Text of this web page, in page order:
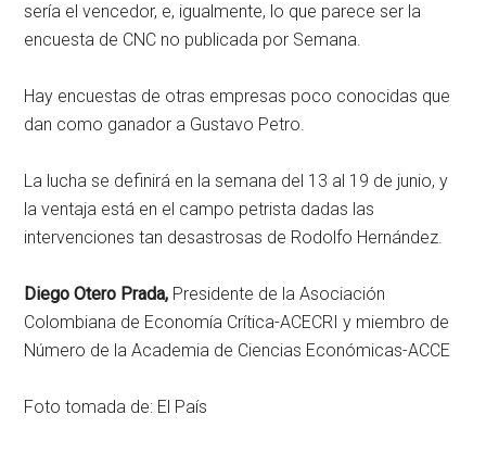
sería el vencedor, e, igualmente, lo que parece ser la
encuesta de CNC no publicada por Semana.
Hay encuestas de otras empresas poco conocidas que
dan como ganador a Gustavo Petro.
La lucha se definirá en la semana del 13 al 19 de junio, y
la ventaja está en el campo petrista dadas las
intervenciones tan desastrosas de Rodolfo Hernández.
Diego Otero Prada, Presidente de la Asociación
Colombiana de Economía Crítica-ACECRI y miembro de
Número de la Academia de Ciencias Económicas-ACCE
Foto tomada de: El País